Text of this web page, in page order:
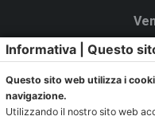
La Segreteria si trova
Gubellini
Informativa | Questo
Questo sito web utilizza i
navigazione.
Utilizzando il nostro sito web